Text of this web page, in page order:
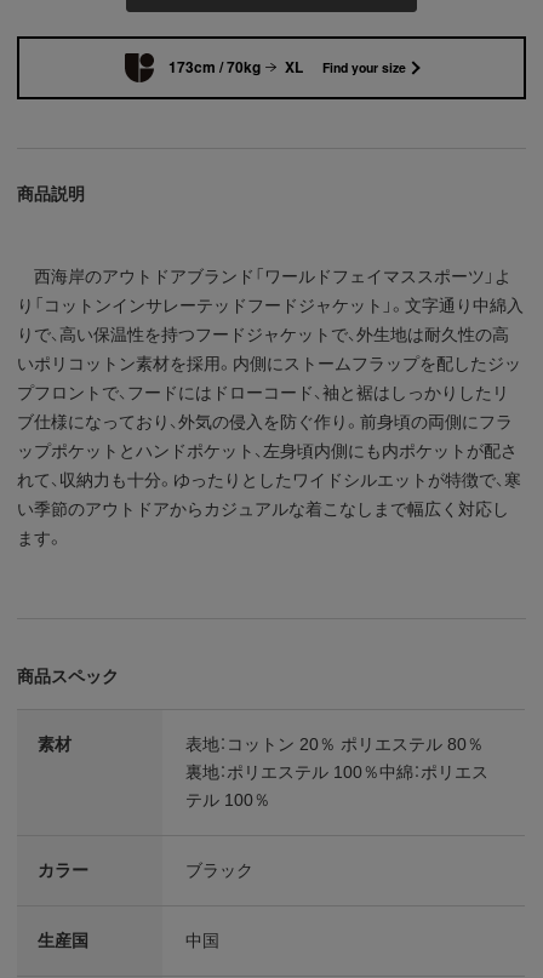
173cm / 70kg XL Find your size
商品説明
西海岸のアウトドアブランド「ワールドフェイマススポーツ」よ
り「コットンインサレーテッドフードジャケット」。文字通り中綿入
りで、高い保温性を持つフードジャケットで、外生地は耐久性の高
いポリコットン素材を採用。内側にストームフラップを配したジッ
プフロントで、フードにはドローコード、袖と裾はしっかりしたリ
ブ仕様になっており、外気の侵入を防ぐ作り。前身頃の両側にフラ
ップポケットとハンドポケット、左身頃内側にも内ポケットが配さ
れて、収納力も十分。ゆったりとしたワイドシルエットが特徴で、寒
い季節のアウトドアからカジュアルな着こなしまで幅広く対応し
ます。
商品スペック
素材
表地：コットン 20％ ポリエステル 80％
裏地：ポリエステル 100％中綿：ポリエス
テル 100％
カラー ブラック
生産国 中国